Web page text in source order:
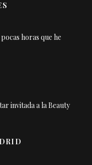
horas que he
invitada a la Beauty